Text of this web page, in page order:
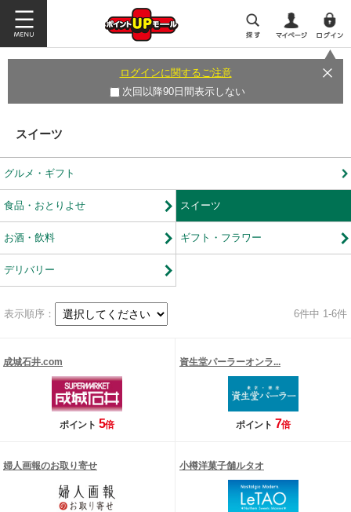
ログインに関するご注意
次回以降90日間表示しない
スイーツ
グルメ・ギフト
食品・おとりよせ スイーツ
お酒・飲料 ギフト・フラワー
デリバリー
表示順序： 6件中 1-6件
成城石井.com
ポイント 5倍
資生堂パーラーオンラ...
ポイント 7倍
婦人画報のお取り寄せ 小樽洋菓子舗ルタオ